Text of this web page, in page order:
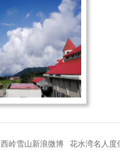
西岭雪山新浪微博
花水湾名人度